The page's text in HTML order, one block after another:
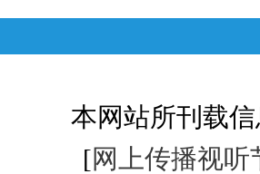
本网站所刊载
[网上传播视听